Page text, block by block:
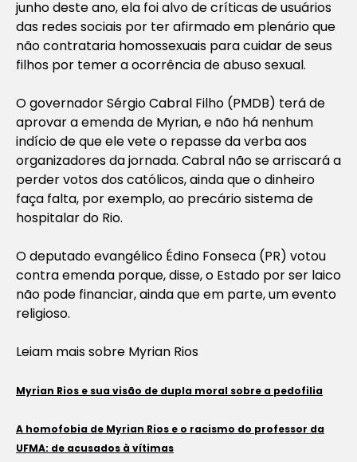
junho deste ano, ela foi alvo de críticas de usuários
das redes sociais por ter afirmado em plenário que
não contrataria homossexuais para cuidar de seus
filhos por temer a ocorrência de abuso sexual.
O governador Sérgio Cabral Filho (PMDB) terá de
aprovar a emenda de Myrian, e não há nenhum
indício de que ele vete o repasse da verba aos
organizadores da jornada. Cabral não se arriscará a
perder votos dos católicos, ainda que o dinheiro
faça falta, por exemplo, ao precário sistema de
hospitalar do Rio.
O deputado evangélico Édino Fonseca (PR) votou
contra emenda porque, disse, o Estado por ser laico
não pode financiar, ainda que em parte, um evento
religioso.
Leiam mais sobre Myrian Rios
Myrian Rios e sua visão de dupla moral sobre a pedofilia
A homofobia de Myrian Rios e o racismo do professor da
UFMA: de acusados à vítimas